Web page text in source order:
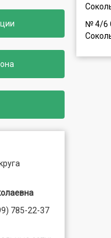
785-22-37
№ 4/6